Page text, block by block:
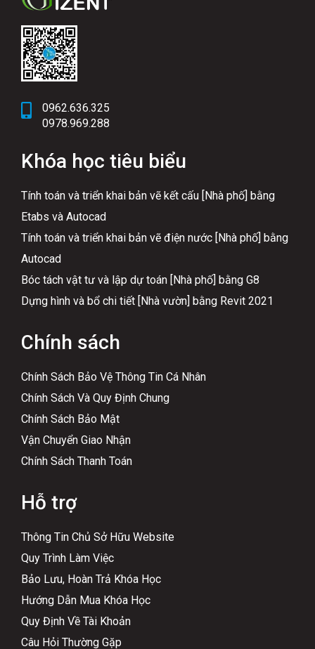
0962.636.325
0978.969.288
Khóa học tiêu biểu
Tính toán và triển khai bản vẽ kết cấu [Nhà phố] bằng
Etabs và Autocad
Tính toán và triển khai bản vẽ điện nước [Nhà phố] bằng
Autocad
Bóc tách vật tư và lập dự toán [Nhà phố] bằng G8
Dựng hình và bổ chi tiết [Nhà vườn] bằng Revit 2021
Chính sách
Chính Sách Bảo Vệ Thông Tin Cá Nhân
Chính Sách Và Quy Định Chung
Chính Sách Bảo Mật
Vận Chuyển Giao Nhận
Chính Sách Thanh Toán
Hỗ trợ
Thông Tin Chủ Sở Hữu Website
Quy Trình Làm Việc
Bảo Lưu, Hoàn Trả Khóa Học
Hướng Dẫn Mua Khóa Học
Quy Định Về Tài Khoản
Câu Hỏi Thường Gặp